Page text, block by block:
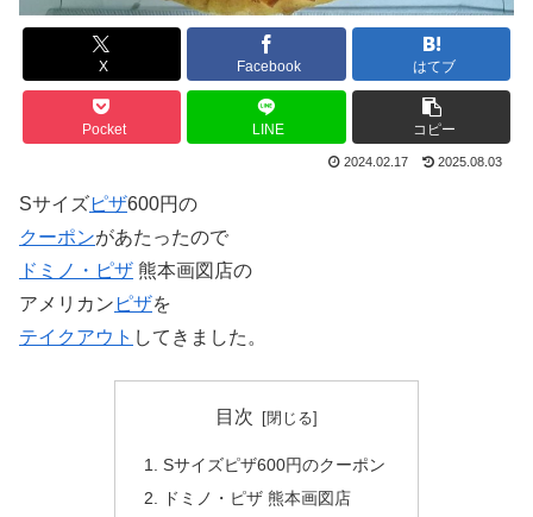
X Facebook はてブ
Pocket LINE コピー
2024.02.17 2025.08.03
Sサイズピザ600円の
クーポンがあたったので
ドミノ・ピザ 熊本画図店の
アメリカン ピザを
テイクアウト してきました。
目次
Sサイズピザ600円のクーポン
ドミノ・ピザ 熊本画図店